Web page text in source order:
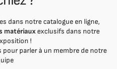
dans notre catalogue en ligne,
matériauxexclusifs dans notre
!
parler à un membre de notre